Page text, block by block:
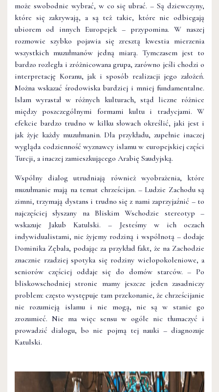
może swobodnie wybrać, w co się ubrać. – Są dziewczyny,
które się zakrywają, a są też takie, które nie odbiegają
ubiorem od innych Europejek – przypomina. W naszej
rozmowie szybko pojawia się zresztą kwestia mierzenia
wszystkich muzułmanów jedną miarą. Tymczasem jest to
bardzo rozległa i zróżnicowana grupa, zarówno jeśli chodzi o
interpretację Koranu, jak i sposób realizacji jego założeń.
Można wskazać środowiska bardziej i mniej fundamentalne.
Islam wyrastał w różnych kulturach, stąd liczne różnice
między poszczególnymi formami kultu i tradycjami. W
efekcie bardzo trudno w kilku słowach określić, jaki jest i
jak żyje każdy muzułmanin. Dla przykładu, zupełnie inaczej
wygląda codzienność wyznawcy islamu w europejskiej części
Turcji, a inaczej zamieszkującego Arabię Saudyjską.
Wspólny dialog utrudniają również wyobrażenia, które
muzułmanie mają na temat chrześcijan. – Ludzie Zachodu są
zimni, trzymają dystans i trudno się z nami zaprzyjaźnić – to
najczęściej słyszany na Bliskim Wschodzie stereotyp –
wskazuje Jakub Katulski. – Jesteśmy w ich oczach
indywidualistami, nie żyjemy rodziną i wspólnotą – dodaje
Dominika Zębala, podając za przykład fakt, że na Zachodzie
znacznie rzadziej spotyka się rodziny wielopokoleniowe, a
seniorów częściej oddaje się do domów starców. – Po
bliskowschodniej stronie mamy jeszcze jeden zasadniczy
problem: często występuje tam przekonanie, że chrześcijanie
nie rozumieją islamu i nie mogą, nie są w stanie go
zrozumieć. Nie ma więc sensu w ogóle nic tłumaczyć i
prowadzić dialogu, bo nie pojmą tej nauki – diagnozuje
Katulski.